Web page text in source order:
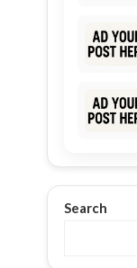
Search